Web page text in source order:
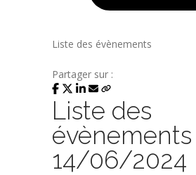
Liste des évènements
Partager sur :
Liste des
évènements
14/06/2024